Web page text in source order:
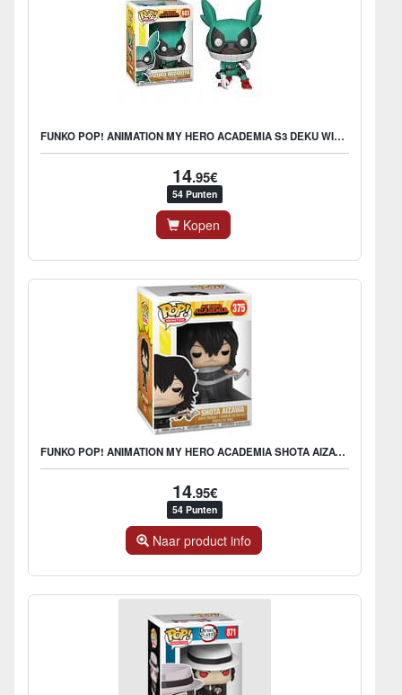
FUNKO POP! ANIMATION MY HERO ACADEMIA S3 DEKU WITH HELMET
14.95€
54 Punten
Kopen
FUNKO POP! ANIMATION MY HERO ACADEMIA SHOTA AIZAWA
14.95€
54 Punten
Naar product info